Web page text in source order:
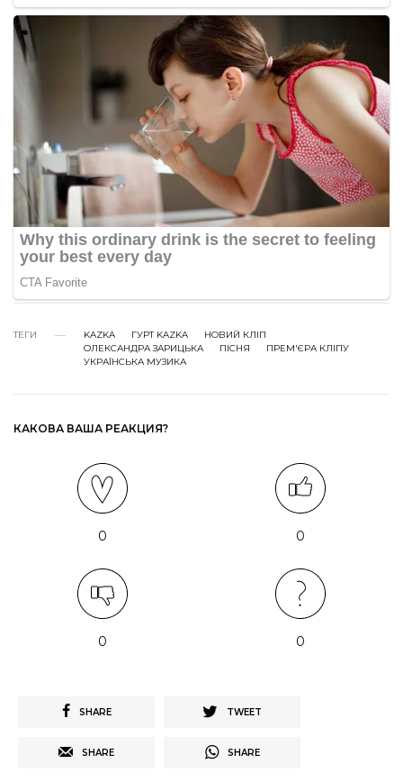
ТЕГИ KAZKA ГУРТ KAZKA
НОВИЙ КЛІП
ОЛЕКСАНДРА ЗАРИЦЬКА
ПІСНЯ
ПРЕМ'ЄРА КЛІПУ
УКРАЇНСЬКА МУЗИКА
КАКОВА ВАША РЕАКЦИЯ?
0 0
0 0
SHARE TWEET
SHARE SHARE